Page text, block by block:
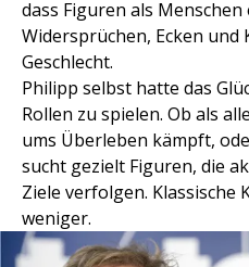
dass Figuren als
Widersprüchen, Ecken
Geschlecht.
Philipp selbst hatte das
Rollen zu spielen. Ob als
ums Überleben kämpft,
sucht gezielt Figuren, die
Ziele verfolgen. Klassische
weniger.